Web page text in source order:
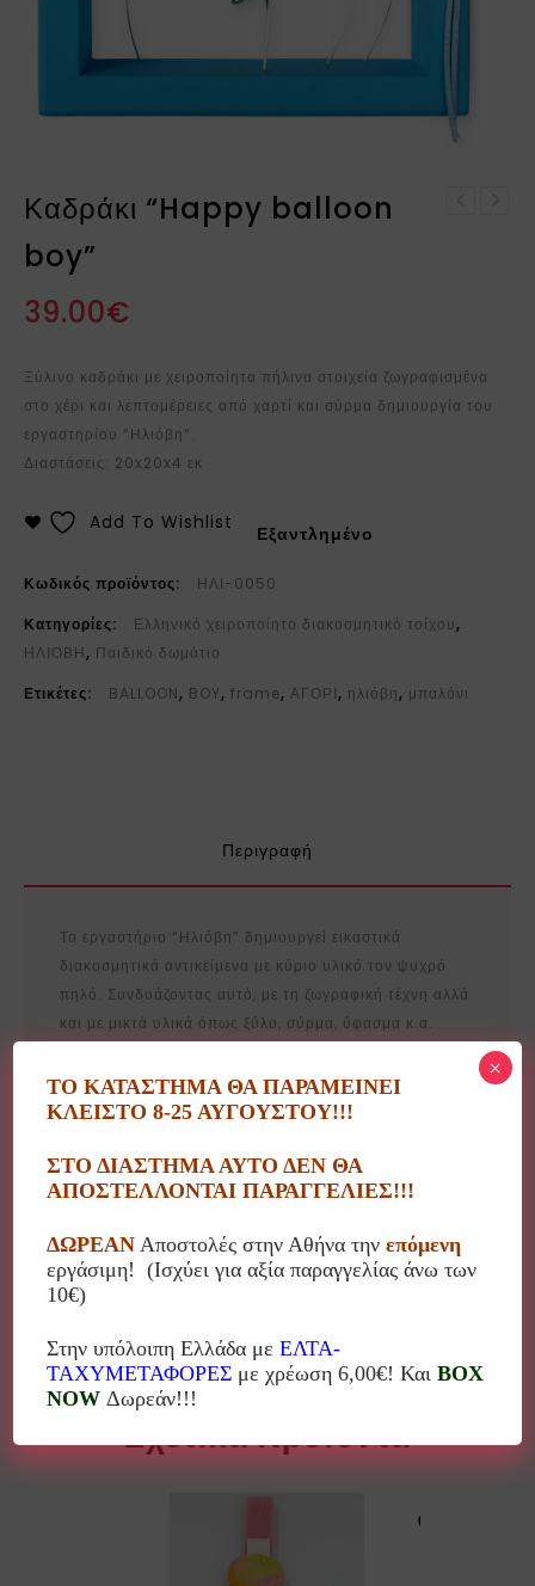
Καδράκι “Happy balloon
boy”
39.00€
Ξύλινο καδράκι με χειροποίητα πήλινα στοιχεία ζωγραφισμένα
στο χέρι και λεπτομέρειες από χαρτί και σύρμα δημιουργία του
εργαστηρίου “Ηλιόβη”.
Διαστάσεις: 20x20x4 εκ
Εξαντλημένο
Add To Wishlist
Κωδικός προϊόντος:
ΗΛΙ-0050
Κατηγορίες:
Ελληνικό χειροποίητο διακοσμητικό τοίχου,
ΗΛΙΟΒΗ, Παιδικό δωμάτιο
Ετικέτες:
BALLOON, BOY, frame, ΑΓΟΡΙ, ηλιόβη, μπαλόνι
Περιγραφή
Το εργαστήριο “Ηλιόβη” δημιουργεί εικαστικά
διακοσμητικά αντικείμενα με κύριο υλικό τον ψυχρό
πηλό. Συνδυάζοντας αυτό, με τη ζωγραφική τέχνη αλλά
και με μικτά υλικά όπως ξύλο, σύρμα, ύφασμα κ.α.
γνώρισμα τις ονειρικές αντιθέσεις των χρωμάτων και
τις παιδικές φόρμες.
Τα εικαστικά αντικείμενα του εργαστηρίου “Ηλιόβη”
αποτελούν100% χειροποίητη δημιουργία,από την
υπάρχουν πάντα μικρές αποκλίσεις από το
εικονιζόμενο αντικείμενο.
Σχετικά προϊόντα
ΤΟ ΚΑΤΑΣΤΗΜΑ ΘΑ ΠΑΡΑΜΕΙΝΕΙ
ΚΛΕΙΣΤΟ 8-25 ΑΥΓΟΥΣΤΟΥ!!!
ΣΤΟ ΔΙΑΣΤΗΜΑ ΑΥΤΟ ΔΕΝ ΘΑ
ΑΠΟΣΤΕΛΛΟΝΤΑΙ ΠΑΡΑΓΓΕΛΙΕΣ!!!
ΔΩΡΕΑΝ Αποστολές στην Αθήνα τηνεπόμενη
εργάσιμη! (Ισχύει για αξία παραγγελίας άνω των
10€)
Στην υπόλοιπη Ελλάδα μεΕΛΤΑ-
ΤΑΧΥΜΕΤΑΦΟΡΕΣ με χρέωση 6,00€! ΚαιBOX
NOW Δωρεάν!!!
×